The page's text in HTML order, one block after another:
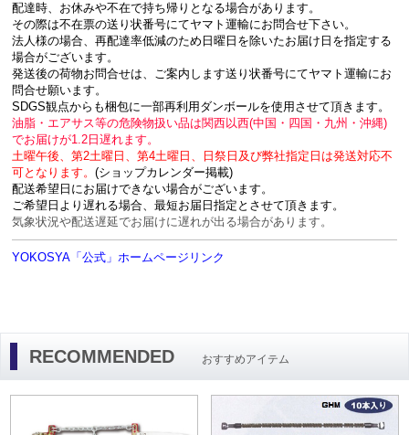
配達時、お休みや不在で持ち帰りとなる場合があります。
その際は不在票の送り状番号にてヤマト運輸にお問合せ下さい。
法人様の場合、再配達率低減のため日曜日を除いたお届け日を指定する
場合がございます。
発送後の荷物お問合せは、ご案内します送り状番号にてヤマト運輸にお
問合せ願います。
SDGS観点からも梱包に一部再利用ダンボールを使用させて頂きます。
油脂・エアサス等の危険物扱い品は関西以西(中国・四国・九州・沖縄)
でお届けが1.2日遅れます。
土曜午後、第2土曜日、第4土曜日、日祭日及び弊社指定日は発送対応不
可となります。(ショップカレンダー掲載)
配送希望日にお届けできない場合がございます。
ご希望日より遅れる場合、最短お届日指定とさせて頂きます。
気象状況や配送遅延でお届けに遅れが出る場合があります。
YOKOSYA「公式」ホームページリンク
RECOMMENDED おすすめアイテム